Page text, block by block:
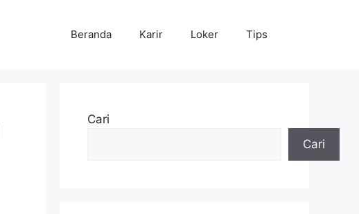
Beranda Karir Loker Tips
Cari
Cari